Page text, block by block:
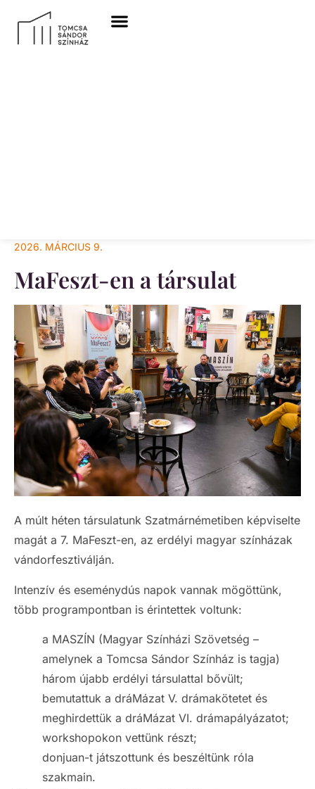
2026. MÁRCIUS 9.
MaFeszt-en a társulat
A múlt héten társulatunk Szatmárnémetiben képviselte
magát a 7. MaFeszt-en, az erdélyi magyar színházak
vándorfesztiválján.
Intenzív és eseménydús napok vannak mögöttünk,
több programpontban is érintettek voltunk:
a MASZÍN (Magyar Színházi Szövetség –
amelynek a Tomcsa Sándor Színház is tagja)
három újabb erdélyi társulattal bővült;
bemutattuk a dráMázat V. drámakötetet és
meghirdettük a dráMázat VI. drámapályázatot;
workshopokon vettünk részt;
donjuan-t játszottunk és beszéltünk róla
szakmain.